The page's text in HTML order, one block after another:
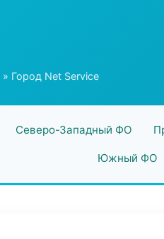
» Город Net Service
Северо-Западный ФО
Южный ФО